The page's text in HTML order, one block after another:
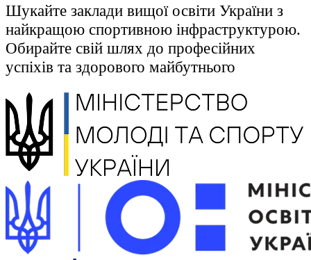
Шукайте заклади вищої освіти України з
найкращою спортивною інфраструктурою.
Обирайте свій шлях до професійних
успіхів та здорового майбутнього